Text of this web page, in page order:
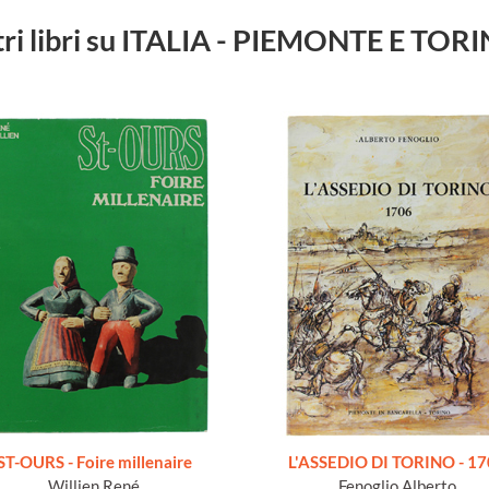
libri su ITALIA - PIEMONTE E
OURS - Foire millenaire
L'ASSEDIO DI TORINO -